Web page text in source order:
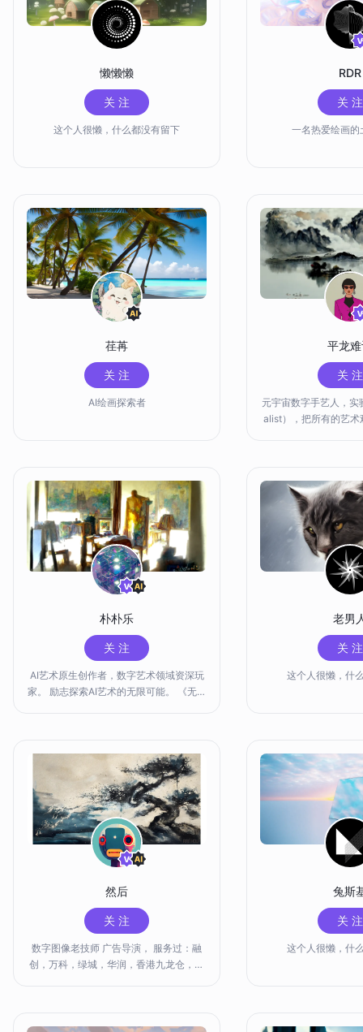
懒懒懒
关 注
这个人很懒，什么都没有留下
RDR
关 注
一名热爱绘画的
荏苒
关 注
AI绘画探索者
平龙
关 注
元宇宙数字手艺人，
alist），把所有的艺术
并非人人都已经
朴朴乐
关 注
AI艺术原生创作者，数字艺术领域资深玩
家。 励志探索AI艺术的无限可能。 《无界
虾侣》一等奖 《红“绣”鸭兰，相约亚运》
三等奖
老男
关 注
这个人很懒，什
然后
关 注
数字图像老技师 广告导演， 服务过：融
创，万科，绿城，华润，香港九龙仓，新
兔斯
关 注
这个人很懒，什